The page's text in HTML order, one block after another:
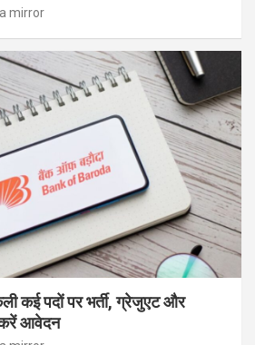
mirror
कई पदों पर भर्ती, ग्रेजुएट और
आवेदन